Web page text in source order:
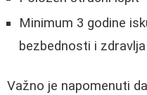
Minimum 3 godine
bezbednosti i
Važno je napomenuti